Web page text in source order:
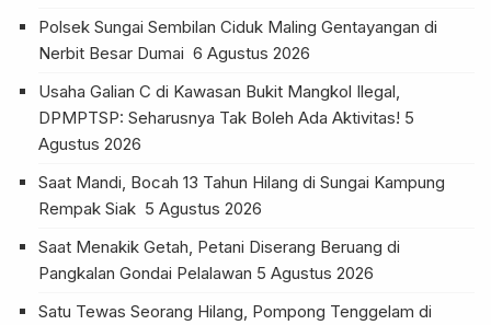
Polsek Sungai Sembilan Ciduk Maling Gentayangan di
Nerbit Besar Dumai 6 Agustus 2026
Usaha Galian C di Kawasan Bukit Mangkol Ilegal,
DPMPTSP: Seharusnya Tak Boleh Ada Aktivitas! 5
Agustus 2026
Saat Mandi, Bocah 13 Tahun Hilang di Sungai Kampung
Rempak Siak 5 Agustus 2026
Saat Menakik Getah, Petani Diserang Beruang di
Pangkalan Gondai Pelalawan 5 Agustus 2026
Satu Tewas Seorang Hilang, Pompong Tenggelam di